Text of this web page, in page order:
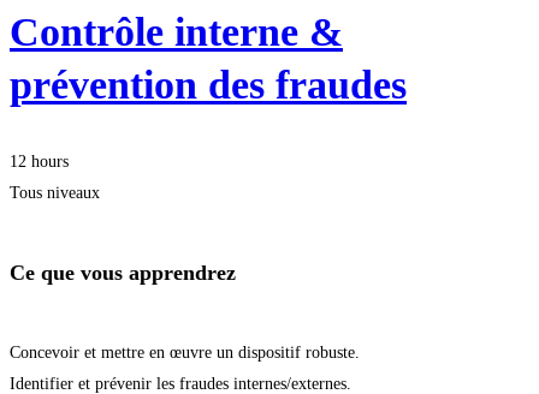
Contrôle interne &
prévention des fraudes
12 hours
Tous niveaux
Ce que vous apprendrez
Concevoir et mettre en œuvre un dispositif robuste.
Identifier et prévenir les fraudes internes/externes.